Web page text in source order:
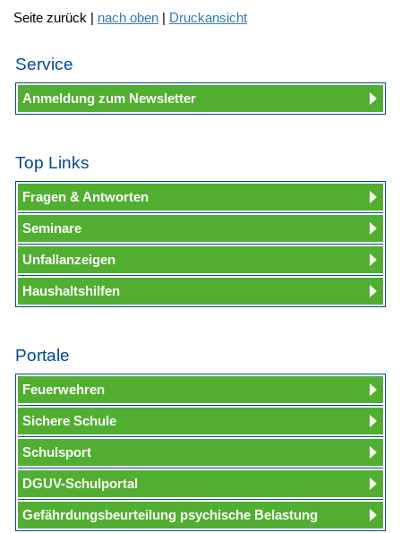
Seite zurück | nach oben | Druckansicht
Service
Anmeldung zum Newsletter
Top Links
Fragen & Antworten
Seminare
Unfallanzeigen
Haushaltshilfen
Portale
Feuerwehren
Sichere Schule
Schulsport
DGUV-Schulportal
Gefährdungsbeurteilung psychische Belastung